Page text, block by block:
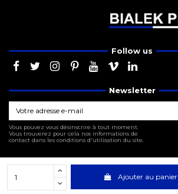
Ajouter au panier
Follow us
Newsletter
Vous pouvez vous désinscrire à tout moment.
Vous trouverez pour cela nos informations de
contact dans les conditions d'utilisation du site.